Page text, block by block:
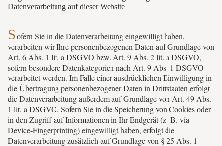
Datenverarbeitung auf dieser Website
Sofern Sie in die Datenverarbeitung eingewilligt haben,
verarbeiten wir Ihre personenbezogenen Daten auf Grundlage von
Art. 6 Abs. 1 lit. a DSGVO bzw. Art. 9 Abs. 2 lit. a DSGVO,
sofern besondere Datenkategorien nach Art. 9 Abs. 1 DSGVO
verarbeitet werden. Im Falle einer ausdrücklichen Einwilligung in
die Übertragung personenbezogener Daten in Drittstaaten erfolgt
die Datenverarbeitung außerdem auf Grundlage von Art. 49 Abs.
1 lit. a DSGVO. Sofern Sie in die Speicherung von Cookies oder
in den Zugriff auf Informationen in Ihr Endgerät (z. B. via
Device-Fingerprinting) eingewilligt haben, erfolgt die
Datenverarbeitung zusätzlich auf Grundlage von § 25 Abs. 1